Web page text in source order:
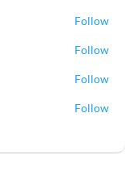
Follow
Follow
Follow
Follow